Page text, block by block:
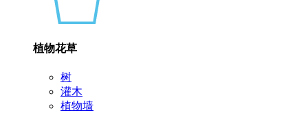
植物花草
树
灌木
植物墙